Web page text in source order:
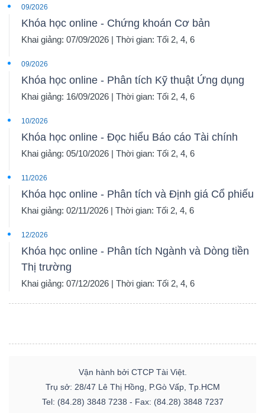
09/2026
Khóa học online - Chứng khoán Cơ bản
Khai giảng: 07/09/2026 | Thời gian: Tối 2, 4, 6
09/2026
Khóa học online - Phân tích Kỹ thuật Ứng dụng
Khai giảng: 16/09/2026 | Thời gian: Tối 2, 4, 6
10/2026
Khóa học online - Đọc hiểu Báo cáo Tài chính
Khai giảng: 05/10/2026 | Thời gian: Tối 2, 4, 6
11/2026
Khóa học online - Phân tích và Định giá Cổ phiếu
Khai giảng: 02/11/2026 | Thời gian: Tối 2, 4, 6
12/2026
Khóa học online - Phân tích Ngành và Dòng tiền
Thị trường
Khai giảng: 07/12/2026 | Thời gian: Tối 2, 4, 6
Vận hành bởi CTCP Tài Việt.
Trụ sở: 28/47 Lê Thị Hồng, P.Gò Vấp, Tp.HCM
Tel: (84.28) 3848 7238 - Fax: (84.28) 3848 7237